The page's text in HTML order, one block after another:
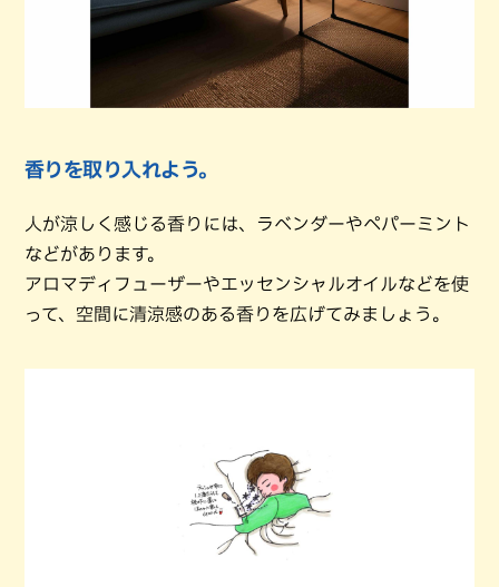
香りを取り入れよう。
人が涼しく感じる香りには、ラベンダーやペパーミント
などがあります。
アロマディフューザーやエッセンシャルオイルなどを使
って、空間に清涼感のある香りを広げてみましょう。